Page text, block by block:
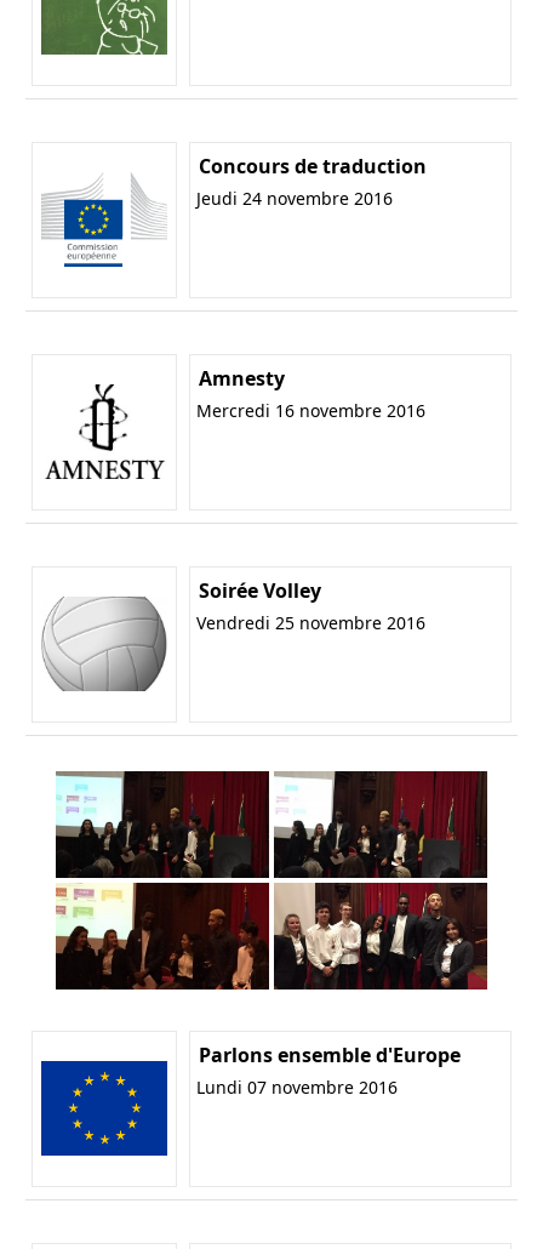
Concours de traduction
Jeudi 24 novembre 2016
Amnesty
Mercredi 16 novembre 2016
Soirée Volley
Vendredi 25 novembre 2016
Parlons ensemble d'Europe
Lundi 07 novembre 2016